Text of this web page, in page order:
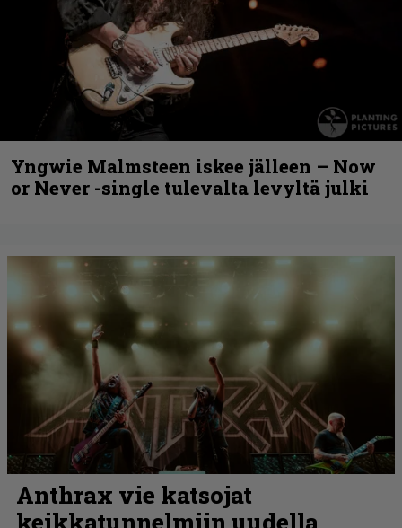
Yngwie Malmsteen iskee jälleen – Now
or Never -single tulevalta levyltä julki